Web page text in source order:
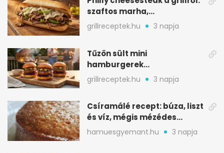
szaftos marha,
karamellizált hagyma
grillreceptek.hu 3 napja
Tűzön sült mini
hamburgerek
sobrasadával: csípős-
mézes falatkák
grillreceptek.hu 3 napja
Csíramálé recept: búza, liszt
és víz, mégis mézédes
sütemény
hamuesgyemant.hu 3 napja